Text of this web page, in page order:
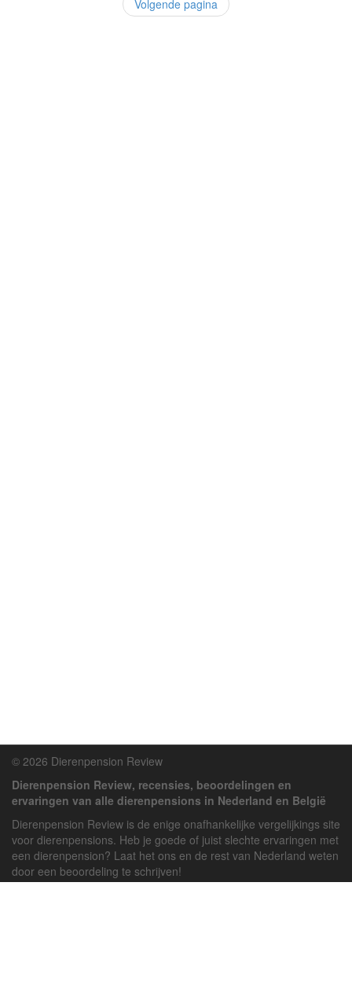
Volgende pagina
© 2026 Dierenpension Review
Dierenpension Review, recensies, beoordelingen en
ervaringen van alle dierenpensions in Nederland en België
Dierenpension Review is de enige onafhankelijke vergelijkings site
voor dierenpensions. Heb je goede of juist slechte ervaringen met
een dierenpension? Laat het ons en de rest van Nederland weten
door een beoordeling te schrijven!